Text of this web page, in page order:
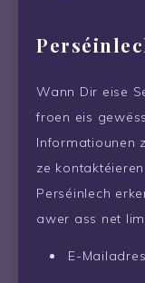
Wann Dir eise
froen eis
Informatiounen
ze
Perséinlech
awer ass net
E-